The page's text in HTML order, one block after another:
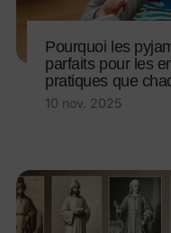
Pourquoi les
parfaits pour les
pratiques que
10 nov. 2025